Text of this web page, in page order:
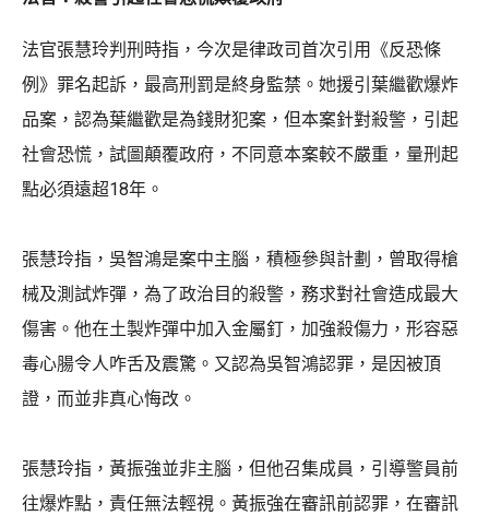
法官張慧玲判刑時指，今次是律政司首次引用《反恐條
例》罪名起訴，最高刑罰是終身監禁。她援引葉繼歡爆炸
品案，認為葉繼歡是為錢財犯案，但本案針對殺警，引起
社會恐慌，試圖顛覆政府，不同意本案較不嚴重，量刑起
點必須遠超18年。
張慧玲指，吳智鴻是案中主腦，積極參與計劃，曾取得槍
械及測試炸彈，為了政治目的殺警，務求對社會造成最大
傷害。他在土製炸彈中加入金屬釘，加強殺傷力，形容惡
毒心腸令人咋舌及震驚。又認為吳智鴻認罪，是因被頂
證，而並非真心悔改。
張慧玲指，黃振強並非主腦，但他召集成員，引導警員前
往爆炸點，責任無法輕視。黃振強在審訊前認罪，在審訊